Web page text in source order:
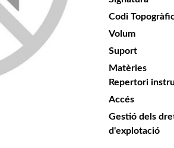
Codi
Volum
Suport
Matèries
Repertori
Accés
Gestió dels
d'explotació